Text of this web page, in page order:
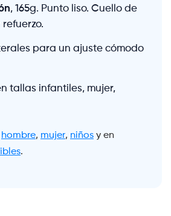
, 165g. Punto liso. Cuello de
para un ajuste cómodo
tallas infantiles, mujer,
hombre, mujer, niños y en
.